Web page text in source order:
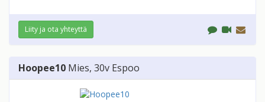
Liity ja ota yhteyttä
Hoopee10 Mies, 30v Espoo